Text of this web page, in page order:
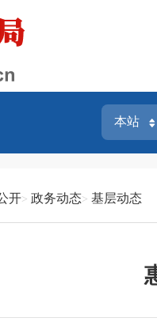
开 政务动态 基层动态